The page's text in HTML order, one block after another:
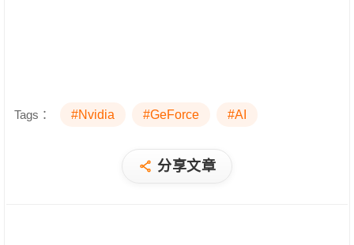
Tags： #Nvidia #GeForce #AI
分享文章